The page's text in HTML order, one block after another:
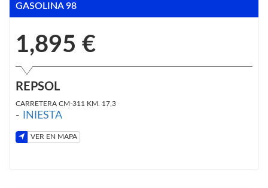
GASOLINA 98
1,895 €
REPSOL
CARRETERA CM-311 KM. 17,3
- INIESTA
VER EN MAPA